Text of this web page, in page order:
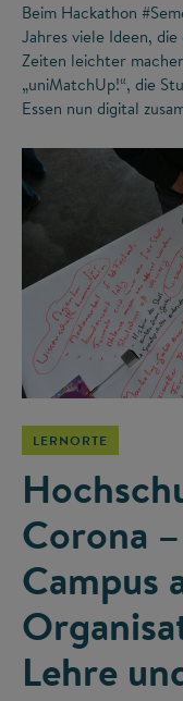
Beim Hackathon
Jahres viele Ideen,
Zeiten leichter
„uniMatchUp!“, die
Essen nun digital
LERNORTE
Corona
Campus
Lehre